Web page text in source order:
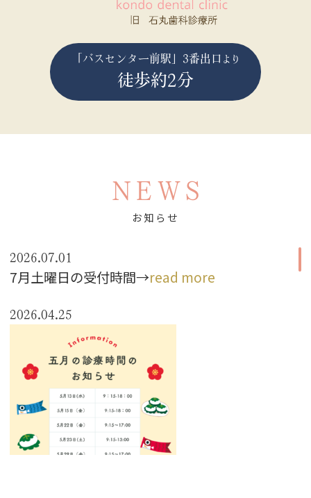
「バスセンター前駅」3番出口 より
徒歩約2分
NEWS
お知らせ
2026.07.01
7月土曜日の受付時間→read more
2026.04.25